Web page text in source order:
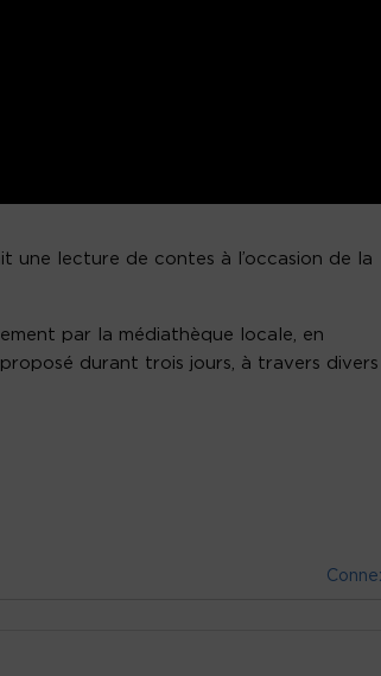
une lecture de contes à l’occasion de la
par la médiathèque locale, en
durant trois jours, à travers divers